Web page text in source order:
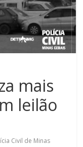
mais
leilão
Civil de Minas